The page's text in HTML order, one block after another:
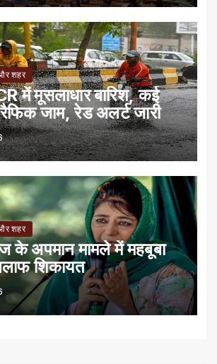
शहर
में मूसलाधार बारिश, कई
जाम, रेड अलर्ट जारी
शहर
के अपमान मामले में महबूबा
शिकायत